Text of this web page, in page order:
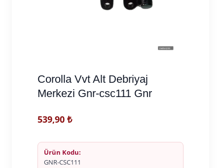
Corolla Vvt Alt Debriyaj
Merkezi Gnr-csc111 Gnr
539,90 ₺
Ürün Kodu:
GNR-CSC111